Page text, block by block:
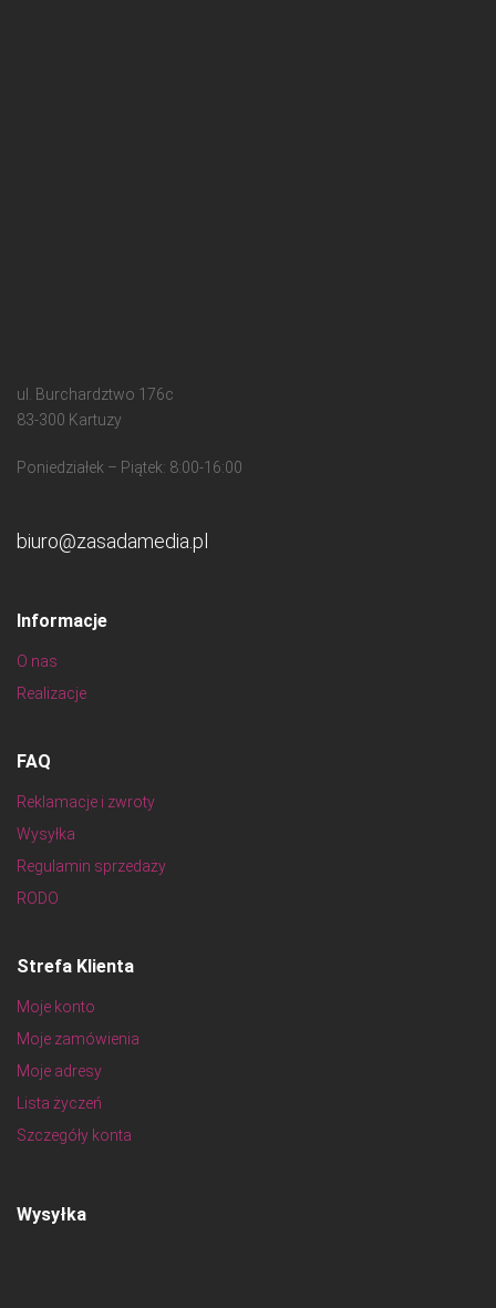
ul. Burchardztwo 176c
83-300 Kartuzy
Poniedziałek – Piątek: 8:00-16:00
biuro@zasadamedia.pl
Informacje
O nas
Realizacje
FAQ
Reklamacje i zwroty
Wysyłka
Regulamin sprzedaży
RODO
Strefa Klienta
Moje konto
Moje zamówienia
Moje adresy
Lista życzeń
Szczegóły konta
Wysyłka